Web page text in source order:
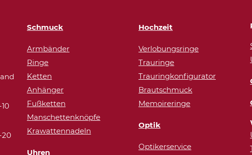
20
Schmuck
Armbänder
Ringe
Ketten
Anhänger
Fußketten
Manschettenknöpfe
Krawattennadeln
Uhren
Hochzeit
Verlobungsringe
Trauringe
Trauringkonfigurator
Brautschmuck
Memoireringe
Optik
Optikerservice